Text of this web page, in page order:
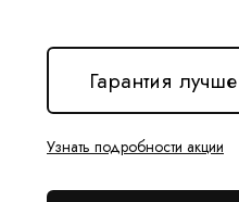
Гарантия
Узнать подробности акции